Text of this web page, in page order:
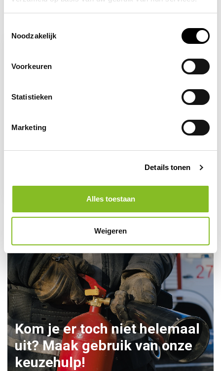
Noodzakelijk
Voorkeuren
Statistieken
Marketing
Details tonen
Alles toestaan
Weigeren
Kom je er toch niet helemaal
uit? Maak gebruik van onze
keuzehulp!